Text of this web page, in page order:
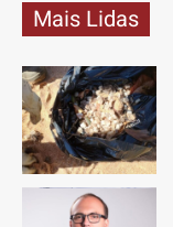
Mais Lidas